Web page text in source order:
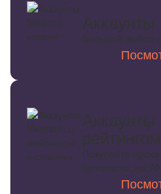
Аккаунты
Большой выбор
Аккаунты
Покупайте
безопасно, на